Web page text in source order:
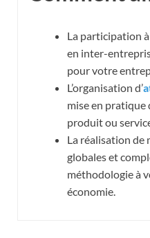
La participation
en inter-
pour votre
L’organisation d’
mise en
produit ou
La réalisation de
globales et
méthodologie à
économie.